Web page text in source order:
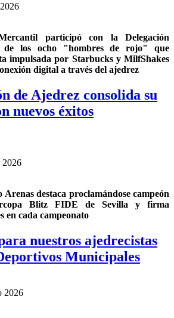
participó con la Delegación
de los ocho "hombres de rojo" que
impulsada por Starbucks y MilfShakes
digital a través del ajedrez
de Ajedrez consolida su
nuevos éxitos
2026
destaca proclamándose campeón
Blitz FIDE de Sevilla y firma
en cada campeonato
nuestros ajedrecistas
Municipales
2026